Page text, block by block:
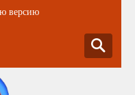
версию